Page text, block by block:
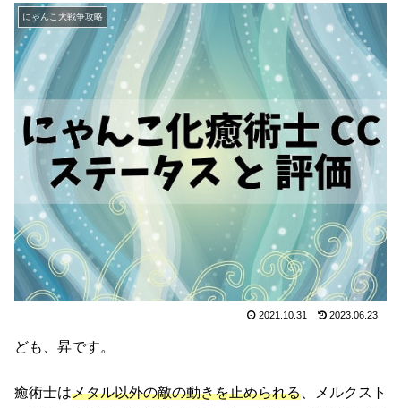
にゃんこ大戦争攻略
2021.10.31 2023.06.23
ども、昇です。
癒術士はメタル以外の敵の動きを止められる 、メルクスト